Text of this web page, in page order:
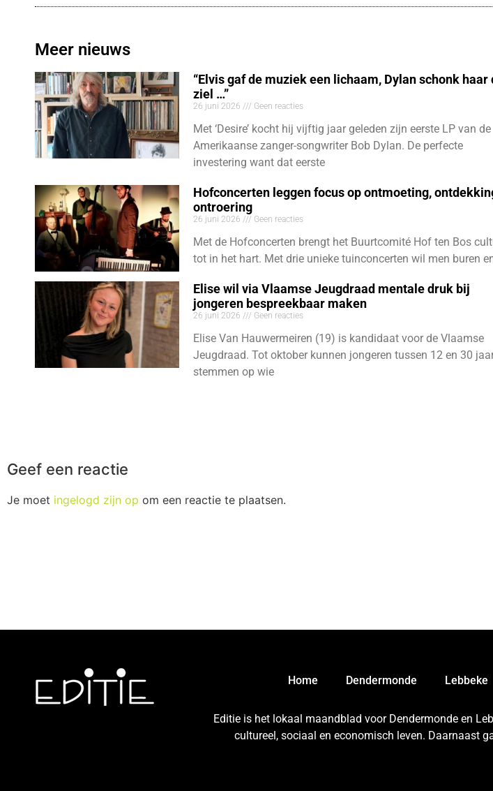
Meer nieuws
“Elvis gaf de muziek een lichaam, Dylan schonk haar
ziel …”
26 juni 2026 Geen reacties
Met ‘Desire’ kocht hij vijftig jaar geleden zijn eerste LP van de
Amerikaanse zanger-songwriter Bob Dylan. De perfecte
investering want dat eerste
Hofconcerten leggen focus op ontmoeting,
ontroering
26 juni 2026 Geen reacties
Met de Hofconcerten brengt het Buurtcomité Hof ten Bos
tot in het hart. Met drie unieke tuinconcerten wil men buren
Elise wil via Vlaamse Jeugdraad mentale druk bij
jongeren bespreekbaar maken
26 juni 2026 Geen reacties
Elise Van Hauwermeiren (19) is kandidaat voor de Vlaamse
Jeugdraad. Tot oktober kunnen jongeren tussen 12 en 30
stemmen op wie
Geef een reactie
Je moet ingelogd zijn op om een reactie te plaatsen.
Home Dendermonde Lebbeke
Editie is het lokaal maandblad voor Dendermonde en
cultureel, sociaal en economisch leven. Daarnaast